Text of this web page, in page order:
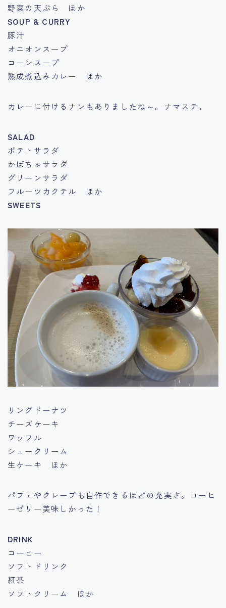
野菜の天ぷら ほか
SOUP & CURRY
豚汁
オニオンスープ
コーンスープ
熟成煮込みカレー ほか
カレーに付けるナンもありましたね～。ナマステ。
SALAD
ポテトサラダ
かぼちゃサラダ
グリーンサラダ
フルーツカクテル ほか
SWEETS
リングドーナツ
チーズケーキ
ワッフル
シュークリーム
生ケーキ ほか
パフェやクレープも自作できるほどの充実さ。コーヒ
ーゼリー美味しかった！
DRINK
コーヒー
ソフトドリンク
紅茶
ソフトクリーム ほか